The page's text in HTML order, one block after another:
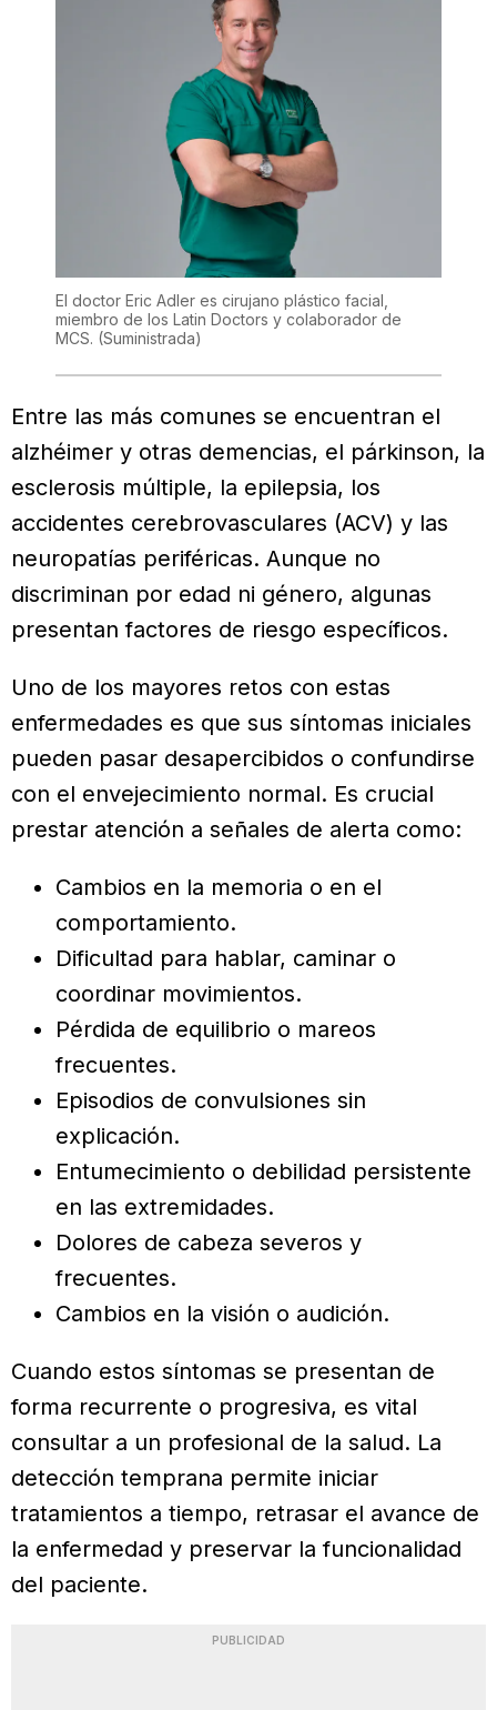
El doctor Eric Adler es cirujano plástico facial,
miembro de los Latin Doctors y colaborador de
MCS. (Suministrada)
Entre las más comunes se encuentran el
alzhéimer y otras demencias, el párkinson, la
esclerosis múltiple, la epilepsia, los
accidentes cerebrovasculares (ACV) y las
neuropatías periféricas. Aunque no
discriminan por edad ni género, algunas
presentan factores de riesgo específicos.
Uno de los mayores retos con estas
enfermedades es que sus síntomas iniciales
pueden pasar desapercibidos o confundirse
con el envejecimiento normal. Es crucial
prestar atención a señales de alerta como:
Cambios en la memoria o en el
comportamiento.
Dificultad para hablar, caminar o
coordinar movimientos.
Pérdida de equilibrio o mareos
frecuentes.
Episodios de convulsiones sin
explicación.
Entumecimiento o debilidad persistente
en las extremidades.
Dolores de cabeza severos y
frecuentes.
Cambios en la visión o audición.
Cuando estos síntomas se presentan de
forma recurrente o progresiva, es vital
consultar a un profesional de la salud. La
detección temprana permite iniciar
tratamientos a tiempo, retrasar el avance de
la enfermedad y preservar la funcionalidad
del paciente.
PUBLICIDAD